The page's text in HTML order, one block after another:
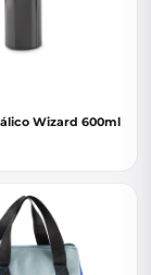
Wizard 600ml